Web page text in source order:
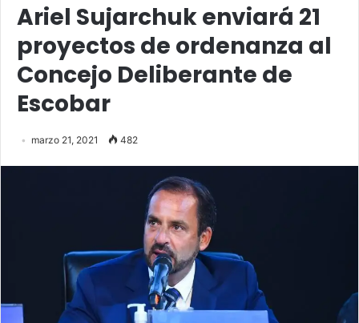
Ariel Sujarchuk enviará 21
proyectos de ordenanza al
Concejo Deliberante de
Escobar
marzo 21, 2021 482